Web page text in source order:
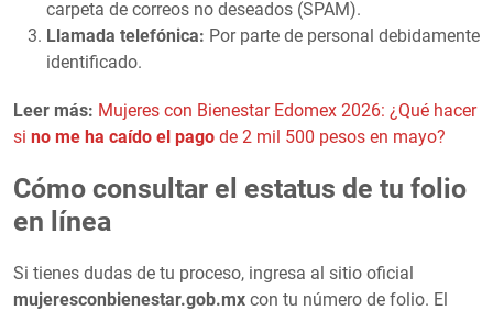
carpeta de correos no deseados (SPAM).
Llamada telefónica: Por parte de personal debidamente
identificado.
Leer más: Mujeres con Bienestar Edomex 2026: ¿Qué hacer
si no me ha caído el pago de 2 mil 500 pesos en mayo?
Cómo consultar el estatus de tu folio
en línea
Si tienes dudas de tu proceso, ingresa al sitio oficial
mujeresconbienestar.gob.mx con tu número de folio. El